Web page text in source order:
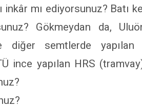
inkâr mı ediyorsunuz? Batı
Gökmeydan da,
diğer semtlerde yapılan
ince yapılan HRS